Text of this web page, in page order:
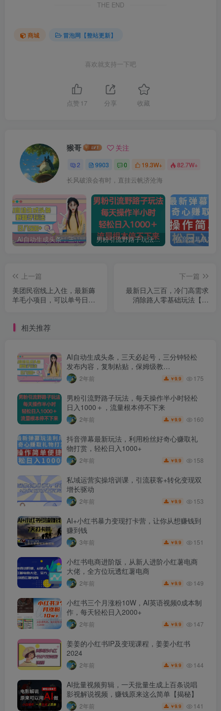
THE END
商城 冒泡网【整站更新】
喜欢就支持一下吧
点赞 17 分享 收藏
猴哥 关注
2 9903 0 19.3W+ 82.7W+
长风破浪会有时，直挂云帆济沧海
AI自动生成头条，三天必起号，三分钟轻松发布内容，复制粘贴，保姆级教… 男粉引流野路子玩法，每天操作半小时轻松日入1000＋，流量根本停不下来
上一篇
美团民宿线上入住，最新薅
羊毛小项目，可以单号日入
下一篇
最新日入三百，冷门高需求
消除路人零基础玩法【揭
相关推荐
AI自动生成头条，三天必起号，三分钟轻松
发布内容，复制粘贴，保姆级教…
2年前 ￥9.9 175
男粉引流野路子玩法，每天操作半小时轻松
日入1000＋，流量根本停不下来
2年前 ￥9.9 160
抖音弹幕最新玩法，利用粉丝好奇心赚取礼
物打赏，轻松日入1000+
2年前 ￥9.9 158
私域运营实操培训课，引流获客+转化变现双
增长驱动
2年前 ￥9.9 153
AI+小红书暴力变现打卡营，让你从想赚钱到
赚到钱
3年前 ￥9.9 151
小红书电商进阶版，从新人进阶小红薯电商
大佬，全方位玩透红薯电商
2年前 ￥9.9 149
小红书三个月涨粉10W，AI英语视频0成本制
作，每天轻松日入2000+
2年前 ￥9.9 147
姜姜的小红书IP及变现课程，姜姜小红书
2024
2年前 ￥9.9 144
AI批量视频剪辑，一天批量生成上百条说唱
影视解说视频，赚钱原来这么简单【揭秘】
2年前 ￥9.9 141